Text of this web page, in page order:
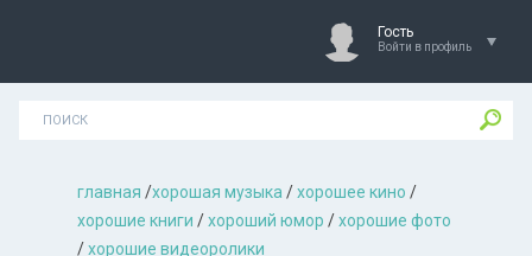
Гость
Войти в профиль
главная /хорошая музыкa /хорошее кино /
хорошие книги /хороший юмор /хорошие фото
/хорошие видеоролики